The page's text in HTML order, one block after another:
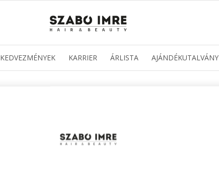
KEDVEZMÉNYEK KARRIER ÁRLISTA AJÁNDÉKUTALVÁNY